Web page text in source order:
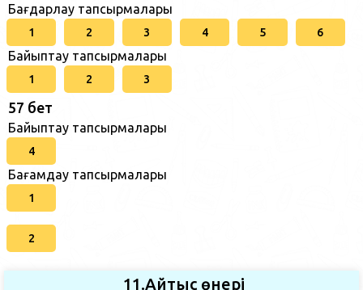
Бағдарлау тапсырмалары
1 2 3 4 5 6
Байыптау тапсырмалары
1 2 3
57 бет
Байыптау тапсырмалары
4
Бағамдау тапсырмалары
1
2
11.Айтыс өнері